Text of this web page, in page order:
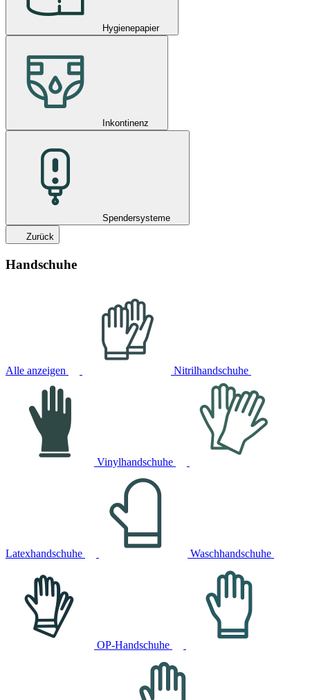
Hygienepapier
Inkontinenz
Spendersysteme
Zurück
Handschuhe
Alle anzeigen Nitrilhandschuhe
Vinylhandschuhe
Latexhandschuhe Waschhandschuhe
OP-Handschuhe